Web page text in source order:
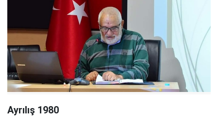
Ayrılış 1980